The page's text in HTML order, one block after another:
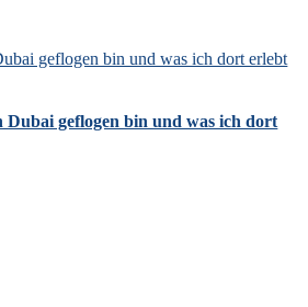
geflogen bin und was ich dort erlebt
Dubai geflogen bin und was ich dort